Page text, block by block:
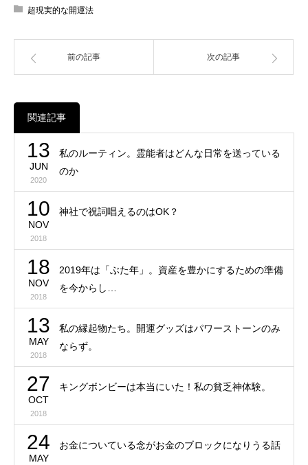
超現実的な開運法
前の記事 次の記事
関連記事
13
JUN
2020
私のルーティン。霊能者はどんな日常を送っている
のか
10
NOV
2018
神社で祝詞唱えるのはOK？
18
NOV
2018
2019年は「ぶた年」。資産を豊かにするための準備
を今からし…
13
MAY
2018
私の縁起物たち。開運グッズはパワーストーンのみ
ならず。
27
OCT
2018
キングボンビーは本当にいた！私の貧乏神体験。
24
MAY
お金についている念がお金のブロックになりうる話